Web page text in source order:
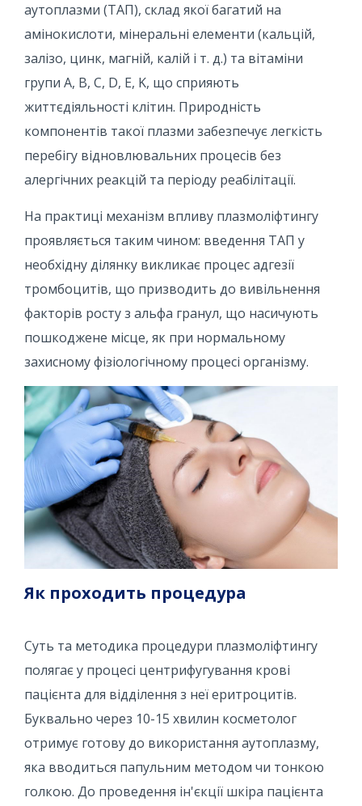
аутоплазми (ТАП), склад якої багатий на
амінокислоти, мінеральні елементи (кальцій,
залізо, цинк, магній, калій і т. д.) та вітаміни
групи A, B, C, D, E, K, що сприяють
життєдіяльності клітин. Природність
компонентів такої плазми забезпечує легкість
перебігу відновлювальних процесів без
алергічних реакцій та періоду реабілітації.
На практиці механізм впливу плазмоліфтингу
проявляється таким чином: введення ТАП у
необхідну ділянку викликає процес адгезії
тромбоцитів, що призводить до вивільнення
факторів росту з альфа гранул, що насичують
пошкоджене місце, як при нормальному
захисному фізіологічному процесі організму.
Як проходить процедура
Суть та методика процедури плазмоліфтингу
полягає у процесі центрифугування крові
пацієнта для відділення з неї еритроцитів.
Буквально через 10-15 хвилин косметолог
отримує готову до використання аутоплазму,
яка вводиться папульним методом чи тонкою
голкою. До проведення ін'єкції шкіра пацієнта